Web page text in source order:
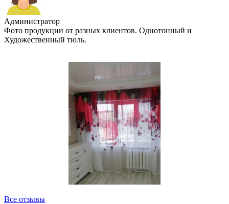
Администратор
Фото продукции от разных клиентов. Однотонный и
Художественный тюль.
Все отзывы